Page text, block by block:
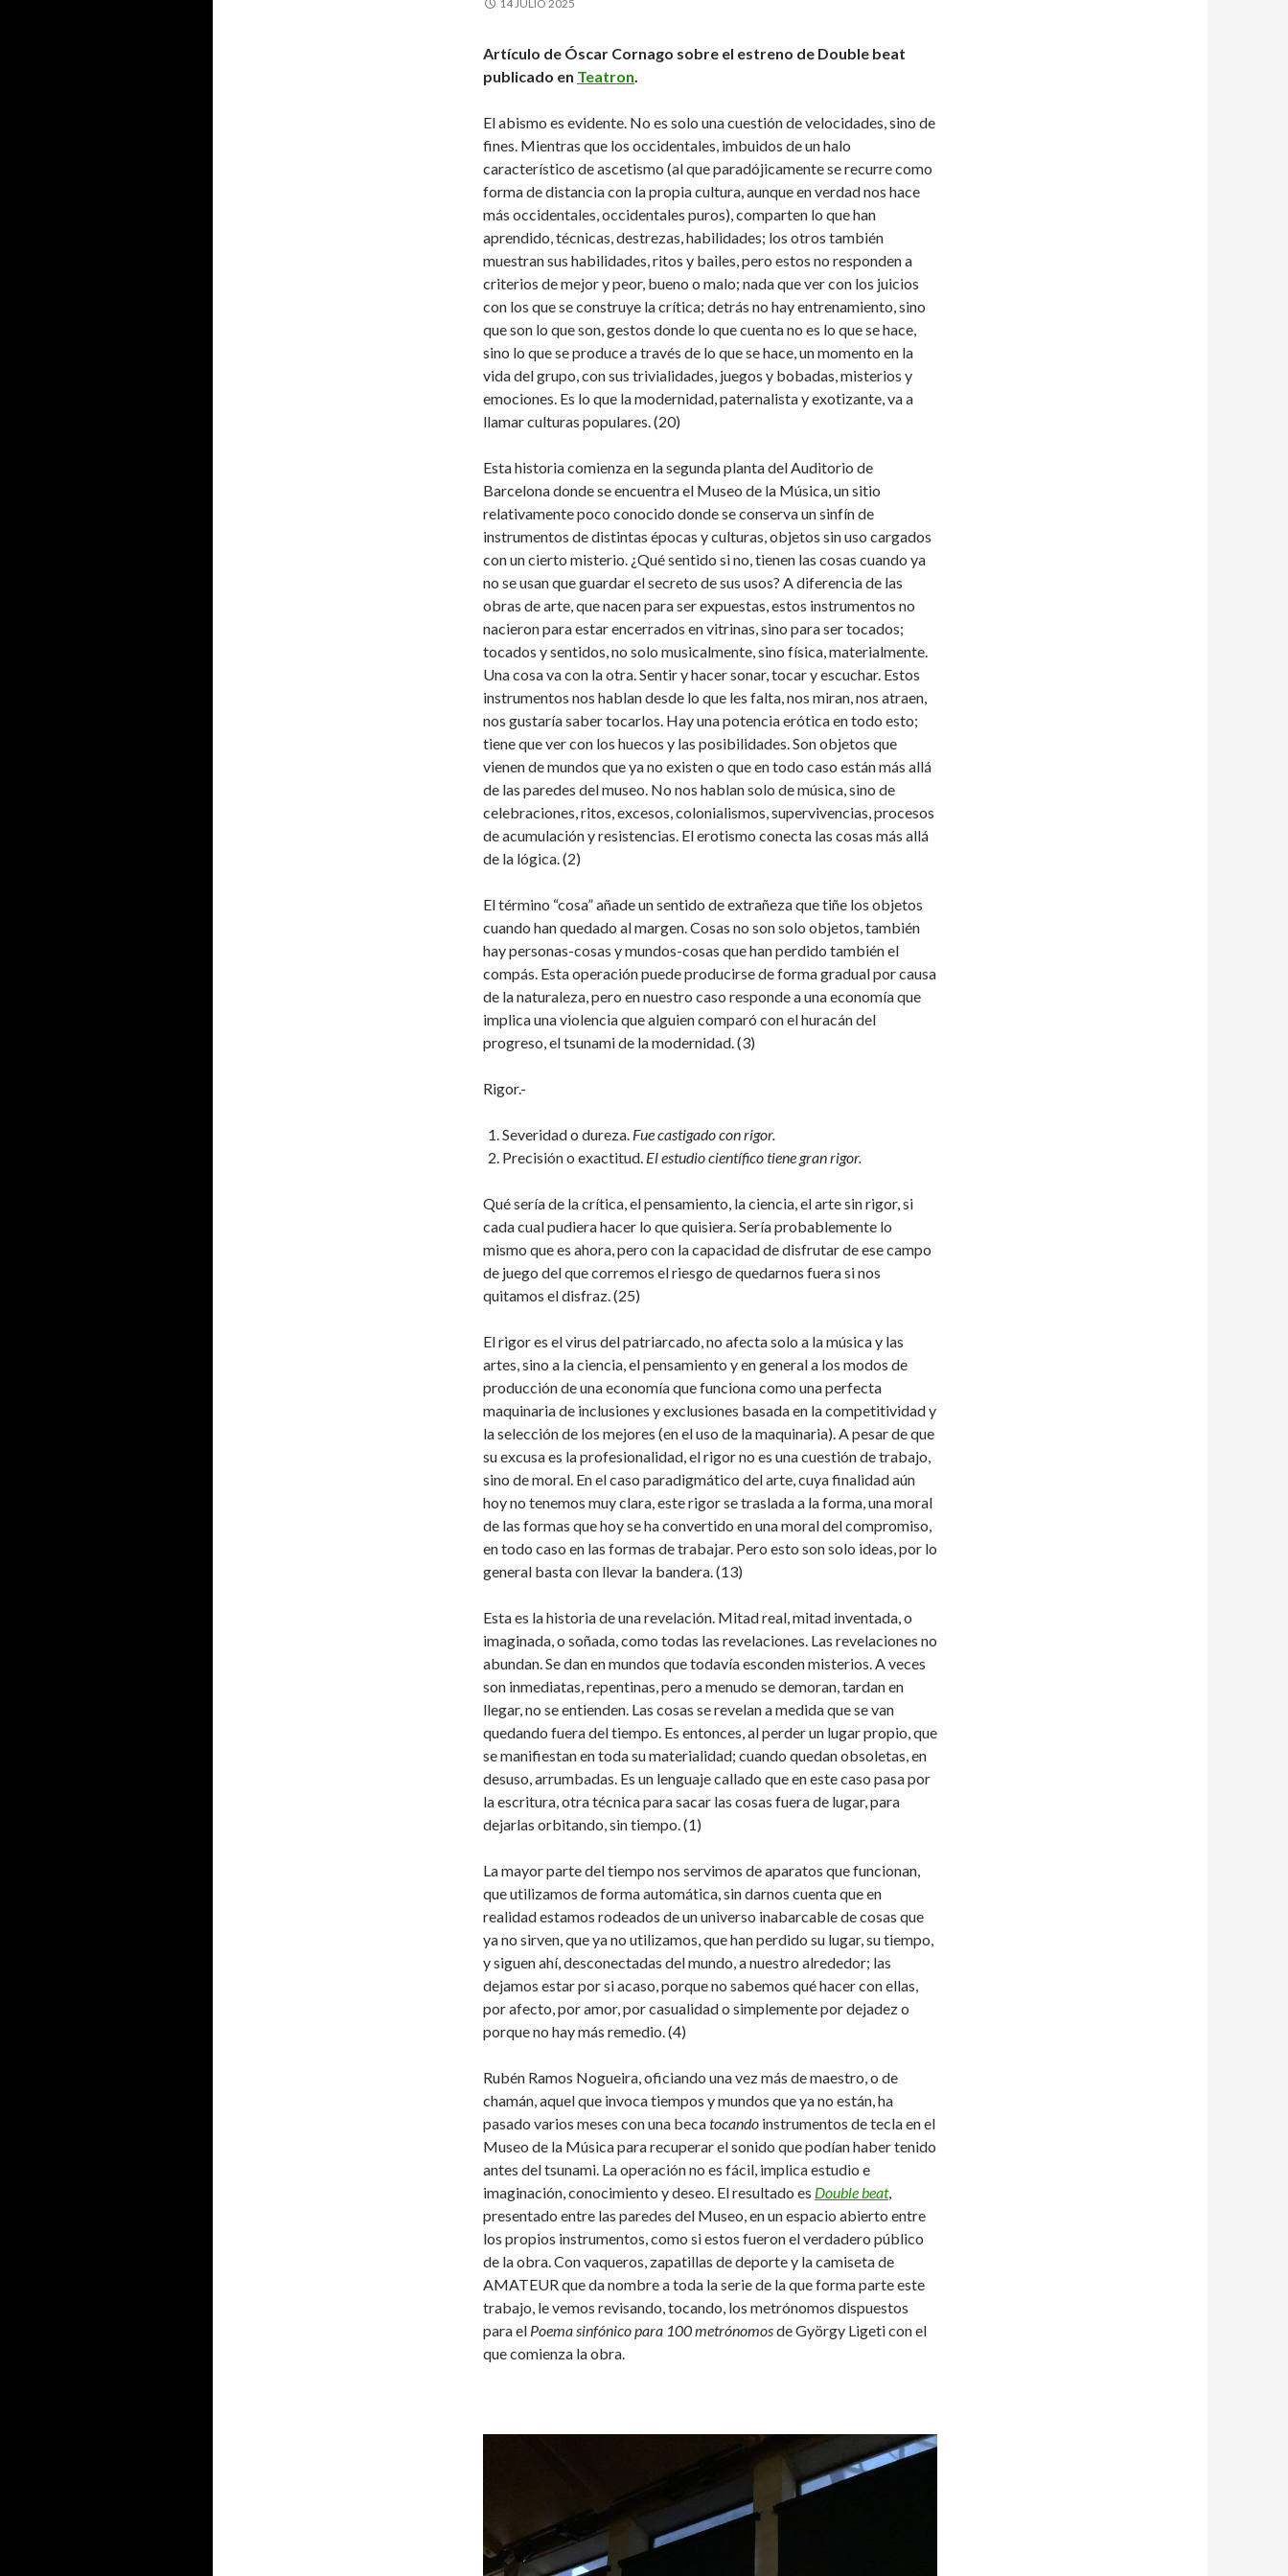
14 JULIO 2025
Artículo de Óscar Cornago sobre el estreno de Double beat
publicado en Teatron.
El abismo es evidente. No es solo una cuestión de velocidades, sino de
fines. Mientras que los occidentales, imbuidos de un halo
característico de ascetismo (al que paradójicamente se recurre como
forma de distancia con la propia cultura, aunque en verdad nos hace
más occidentales, occidentales puros), comparten lo que han
aprendido, técnicas, destrezas, habilidades; los otros también
muestran sus habilidades, ritos y bailes, pero estos no responden a
criterios de mejor y peor, bueno o malo; nada que ver con los juicios
con los que se construye la crítica; detrás no hay entrenamiento, sino
que son lo que son, gestos donde lo que cuenta no es lo que se hace,
sino lo que se produce a través de lo que se hace, un momento en la
vida del grupo, con sus trivialidades, juegos y bobadas, misterios y
emociones. Es lo que la modernidad, paternalista y exotizante, va a
llamar culturas populares. (20)
Esta historia comienza en la segunda planta del Auditorio de
Barcelona donde se encuentra el Museo de la Música, un sitio
relativamente poco conocido donde se conserva un sinfín de
instrumentos de distintas épocas y culturas, objetos sin uso cargados
con un cierto misterio. ¿Qué sentido si no, tienen las cosas cuando ya
no se usan que guardar el secreto de sus usos? A diferencia de las
obras de arte, que nacen para ser expuestas, estos instrumentos no
nacieron para estar encerrados en vitrinas, sino para ser tocados;
tocados y sentidos, no solo musicalmente, sino física, materialmente.
Una cosa va con la otra. Sentir y hacer sonar, tocar y escuchar. Estos
instrumentos nos hablan desde lo que les falta, nos miran, nos atraen,
nos gustaría saber tocarlos. Hay una potencia erótica en todo esto;
tiene que ver con los huecos y las posibilidades. Son objetos que
vienen de mundos que ya no existen o que en todo caso están más allá
de las paredes del museo. No nos hablan solo de música, sino de
celebraciones, ritos, excesos, colonialismos, supervivencias, procesos
de acumulación y resistencias. El erotismo conecta las cosas más allá
de la lógica. (2)
El término “cosa” añade un sentido de extrañeza que tiñe los objetos
cuando han quedado al margen. Cosas no son solo objetos, también
hay personas-cosas y mundos-cosas que han perdido también el
compás. Esta operación puede producirse de forma gradual por causa
de la naturaleza, pero en nuestro caso responde a una economía que
implica una violencia que alguien comparó con el huracán del
progreso, el tsunami de la modernidad. (3)
Rigor.-
Severidad o dureza. Fue castigado con rigor.
Precisión o exactitud. El estudio científico tiene gran rigor.
Qué sería de la crítica, el pensamiento, la ciencia, el arte sin rigor, si
cada cual pudiera hacer lo que quisiera. Sería probablemente lo
mismo que es ahora, pero con la capacidad de disfrutar de ese campo
de juego del que corremos el riesgo de quedarnos fuera si nos
quitamos el disfraz. (25)
El rigor es el virus del patriarcado, no afecta solo a la música y las
artes, sino a la ciencia, el pensamiento y en general a los modos de
producción de una economía que funciona como una perfecta
maquinaria de inclusiones y exclusiones basada en la competitividad y
la selección de los mejores (en el uso de la maquinaria). A pesar de que
su excusa es la profesionalidad, el rigor no es una cuestión de trabajo,
sino de moral. En el caso paradigmático del arte, cuya finalidad aún
hoy no tenemos muy clara, este rigor se traslada a la forma, una moral
de las formas que hoy se ha convertido en una moral del compromiso,
en todo caso en las formas de trabajar. Pero esto son solo ideas, por lo
general basta con llevar la bandera. (13)
Esta es la historia de una revelación. Mitad real, mitad inventada, o
imaginada, o soñada, como todas las revelaciones. Las revelaciones no
abundan. Se dan en mundos que todavía esconden misterios. A veces
son inmediatas, repentinas, pero a menudo se demoran, tardan en
llegar, no se entienden. Las cosas se revelan a medida que se van
quedando fuera del tiempo. Es entonces, al perder un lugar propio, que
se manifiestan en toda su materialidad; cuando quedan obsoletas, en
desuso, arrumbadas. Es un lenguaje callado que en este caso pasa por
la escritura, otra técnica para sacar las cosas fuera de lugar, para
dejarlas orbitando, sin tiempo. (1)
La mayor parte del tiempo nos servimos de aparatos que funcionan,
que utilizamos de forma automática, sin darnos cuenta que en
realidad estamos rodeados de un universo inabarcable de cosas que
ya no sirven, que ya no utilizamos, que han perdido su lugar, su tiempo,
y siguen ahí, desconectadas del mundo, a nuestro alrededor; las
dejamos estar por si acaso, porque no sabemos qué hacer con ellas,
por afecto, por amor, por casualidad o simplemente por dejadez o
porque no hay más remedio. (4)
Rubén Ramos Nogueira, oficiando una vez más de maestro, o de
chamán, aquel que invoca tiempos y mundos que ya no están, ha
pasado varios meses con una becatocando instrumentos de tecla en el
Museo de la Música para recuperar el sonido que podían haber tenido
antes del tsunami. La operación no es fácil, implica estudio e
imaginación, conocimiento y deseo. El resultado es Double beat,
presentado entre las paredes del Museo, en un espacio abierto entre
los propios instrumentos, como si estos fueron el verdadero público
de la obra. Con vaqueros, zapatillas de deporte y la camiseta de
AMATEUR que da nombre a toda la serie de la que forma parte este
trabajo, le vemos revisando, tocando, los metrónomos dispuestos
para el Poema sinfónico para 100 metrónomosde György Ligeti con el
que comienza la obra.